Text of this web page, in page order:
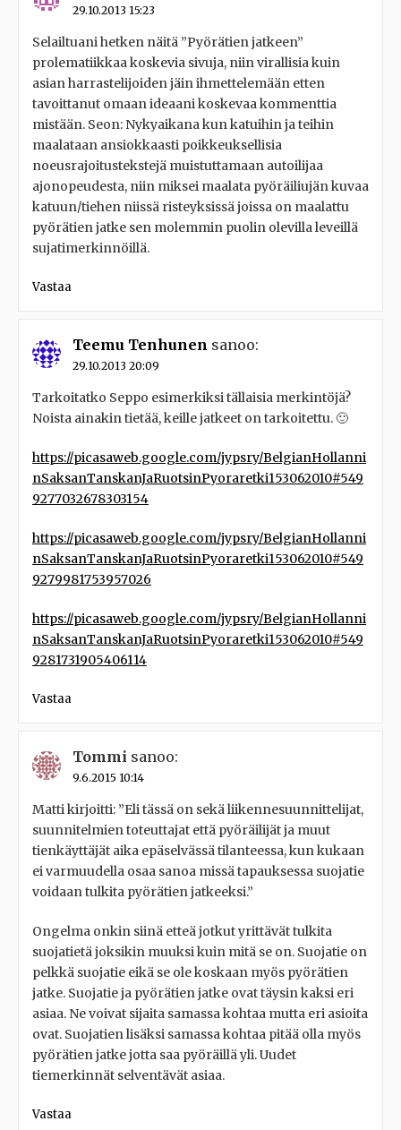
29.10.2013 15:23
Selailtuani hetken näitä ”Pyörätien jatkeen”
prolematiikkaa koskevia sivuja, niin virallisia kuin
asian harrastelijoiden jäin ihmettelemään etten
tavoittanut omaan ideaani koskevaa kommenttia
mistään. Seon: Nykyaikana kun katuihin ja teihin
maalataan ansiokkaasti poikkeuksellisia
noeusrajoitustekstejä muistuttamaan autoilijaa
ajonopeudesta, niin miksei maalata pyöräiliujän kuvaa
katuun/tiehen niissä risteyksissä joissa on maalattu
pyörätien jatke sen molemmin puolin olevilla leveillä
sujatimerkinnöillä.
Vastaa
Teemu Tenhunen sanoo:
29.10.2013 20:09
Tarkoitatko Seppo esimerkiksi tällaisia merkintöjä?
Noista ainakin tietää, keille jatkeet on tarkoitettu. 🙂
https://picasaweb.google.com/jypsry/BelgianHollanni
nSaksanTanskanJaRuotsinPyoraretki153062010#549
9277032678303154
https://picasaweb.google.com/jypsry/BelgianHollanni
nSaksanTanskanJaRuotsinPyoraretki153062010#549
9279981753957026
https://picasaweb.google.com/jypsry/BelgianHollanni
nSaksanTanskanJaRuotsinPyoraretki153062010#549
9281731905406114
Vastaa
Tommi sanoo:
9.6.2015 10:14
Matti kirjoitti: ”Eli tässä on sekä liikennesuunnittelijat,
suunnitelmien toteuttajat että pyöräilijät ja muut
tienkäyttäjät aika epäselvässä tilanteessa, kun kukaan
ei varmuudella osaa sanoa missä tapauksessa suojatie
voidaan tulkita pyörätien jatkeeksi.”
Ongelma onkin siinä etteä jotkut yrittävät tulkita
suojatietä joksikin muuksi kuin mitä se on. Suojatie on
pelkkä suojatie eikä se ole koskaan myös pyörätien
jatke. Suojatie ja pyörätien jatke ovat täysin kaksi eri
asiaa. Ne voivat sijaita samassa kohtaa mutta eri asioita
ovat. Suojatien lisäksi samassa kohtaa pitää olla myös
pyörätien jatke jotta saa pyöräillä yli. Uudet
tiemerkinnät selventävät asiaa.
Vastaa